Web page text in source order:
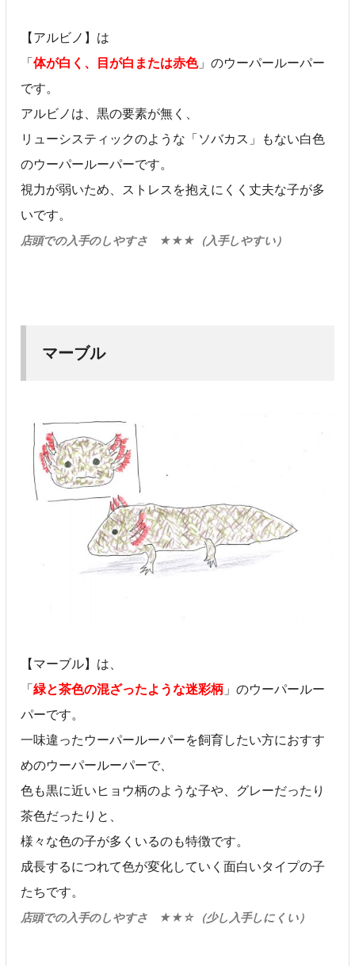
【アルビノ】は
「体が白く、目が白または赤色」のウーパールーパー
です。
アルビノは、黒の要素が無く、
リューシスティックのような「ソバカス」もない白色
のウーパールーパーです。
視力が弱いため、ストレスを抱えにくく丈夫な子が多
いです。
店頭での入手のしやすさ ★★★（入手しやすい）
マーブル
【マーブル】は、
「緑と茶色の混ざったような迷彩柄 」のウーパールー
パーです。
一味違ったウーパールーパーを飼育したい方におすす
めのウーパールーパーで、
色も黒に近いヒョウ柄のような子や、グレーだったり
茶色だったりと、
様々な色の子が多くいるのも特徴です。
成長するにつれて色が変化していく面白いタイプの子
たちです。
店頭での入手のしやすさ ★★☆（少し入手しにくい）